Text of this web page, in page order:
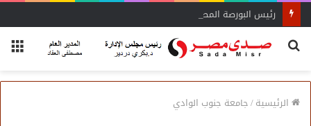
رئيس البورصة المصرية يلتقي رئيس جهاز التمثيل التجاري
بحث
الرئيسية/جامعة جنوب الوادي